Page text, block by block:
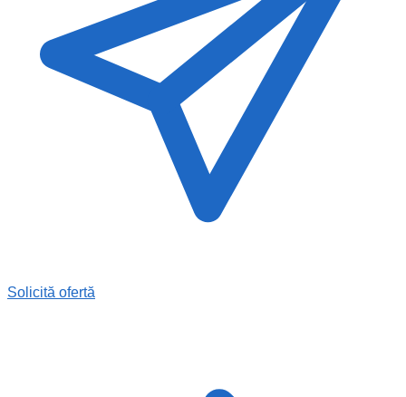
Solicită ofertă